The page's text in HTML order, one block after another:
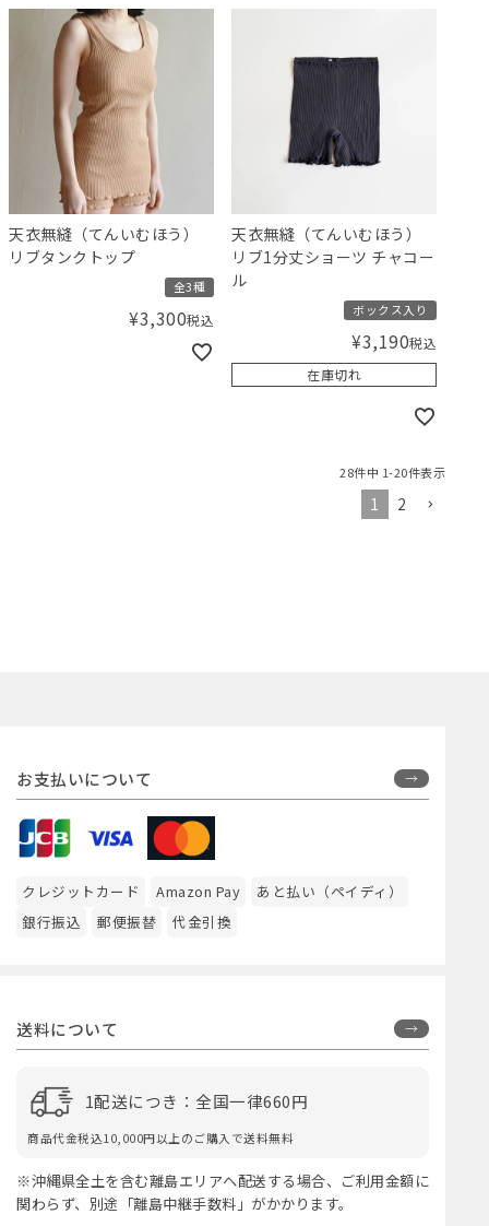
天衣無縫（てんいむほう）
リブタンクトップ
全3種
¥3,300税込
天衣無縫（てんいむほう）
リブ1分丈ショーツ チャコー
ル
ボックス入り
¥3,190税込
在庫切れ
28件中 1-20件表示
1 2
お支払いについて
クレジットカード Amazon Pay
あと払い（ペイディ）
銀行振込
郵便振替 代金引換
送料について
1配送につき：全国一律660円
商品代金税込10,000円以上のご購入で送料無料
※沖縄県全土を含む離島エリアへ配送する場合、ご利用金額に
関わらず、別途「離島中継手数料」がかかります。